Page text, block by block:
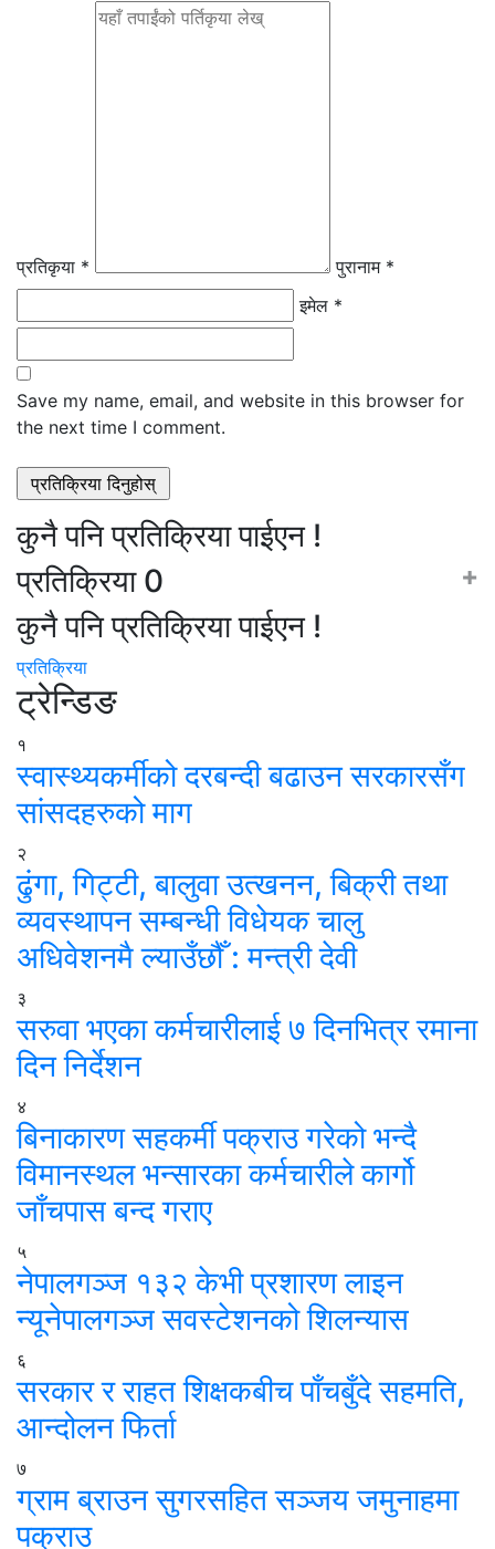
प्रतिकृया *
पुरानाम *
इमेल *
Save my name, email, and website in this browser for
the next time I comment.
कुनै पनि प्रतिक्रिया पाईएन !
+
प्रतिक्रिया 0
कुनै पनि प्रतिक्रिया पाईएन !
प्रतिक्रिया
ट्रेन्डिङ
१
स्वास्थ्यकर्मीको दरबन्दी बढाउन सरकारसँग
सांसदहरुको माग
२
ढुंगा, गिट्टी, बालुवा उत्खनन, बिक्री तथा
व्यवस्थापन सम्बन्धी विधेयक चालु
अधिवेशनमै ल्याउँछौँ : मन्त्री देवी
३
सरुवा भएका कर्मचारीलाई ७ दिनभित्र रमाना
दिन निर्देशन
४
बिनाकारण सहकर्मी पक्राउ गरेको भन्दै
विमानस्थल भन्सारका कर्मचारीले कार्गो
जाँचपास बन्द गराए
५
नेपालगञ्ज १३२ केभी प्रशारण लाइन
न्यूनेपालगञ्ज सवस्टेशनको शिलन्यास
६
सरकार र राहत शिक्षकबीच पाँचबुँदे सहमति,
आन्दोलन फिर्ता
७
ग्राम ब्राउन सुगरसहित सञ्जय जमुनाहमा
पक्राउ